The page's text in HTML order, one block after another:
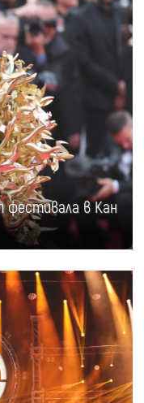
фестивала в Кан